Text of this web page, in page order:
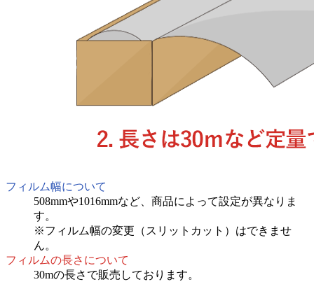
フィルム幅について
508mmや1016mmなど、商品によって設定が異なりま
す。
※フィルム幅の変更（スリットカット）はできませ
ん。
フィルムの長さについて
30mの長さで販売しております。